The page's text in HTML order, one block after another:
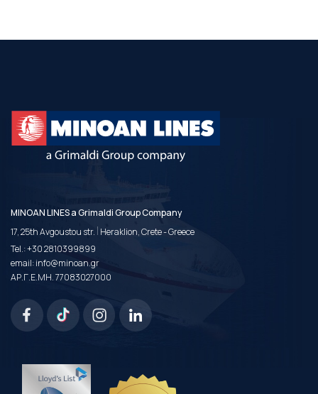
MINOAN LINES a Grimaldi Group Company
17, 25th Avgoustou str. | Heraklion, Crete - Greece
Tel.:+30 2810399899
email:info@minoan.gr
ΑΡ.Γ.Ε.ΜΗ. 77083027000